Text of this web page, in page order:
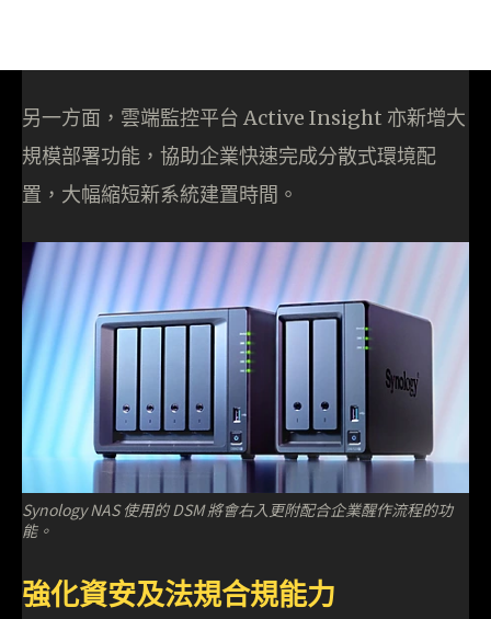
另一方面，雲端監控平台 Active Insight 亦新增大
規模部署功能，協助企業快速完成分散式環境配
置，大幅縮短新系統建置時間。
Synology NAS 使用的 DSM 將會右入更附配合企業醒作流程的功
能。
強化資安及法規合規能力